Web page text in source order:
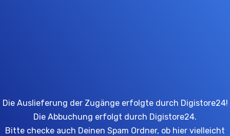
Die Auslieferung der Zugänge erfolgte durch Digistore24!
Die Abbuchung erfolgt durch Digistore24.
Bitte checke auch Deinen Spam Ordner, ob hier vielleicht